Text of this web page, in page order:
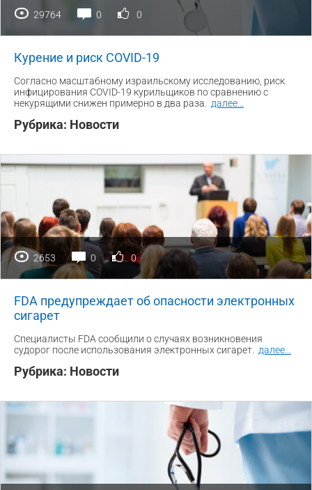
29764 0 0
Курение и риск COVID-19
Согласно масштабному израильскому исследованию, риск
инфицирования COVID-19 курильщиков по сравнению с
некурящими снижен примерно в два раза.
далее
Рубрика: Новости
2653 0 0
FDA предупреждает об опасности электронных
сигарет
Специалисты FDA сообщили о случаях возникновения
судорог после использования электронных сигарет.
далее
Рубрика: Новости